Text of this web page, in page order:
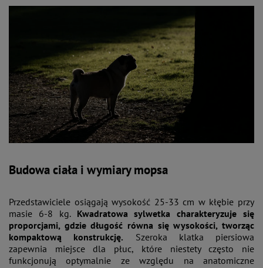
Budowa ciała i wymiary mopsa
Przedstawiciele osiągają wysokość 25-33 cm w kłębie przy
masie 6-8 kg. Kwadratowa sylwetka charakteryzuje się
proporcjami, gdzie długość równa się wysokości, tworząc
kompaktową konstrukcję. Szeroka klatka piersiowa
zapewnia miejsce dla płuc, które niestety często nie
funkcjonują optymalnie ze względu na anatomiczne